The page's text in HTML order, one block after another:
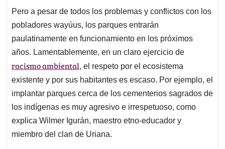
Pero a pesar de todos los problemas y conflictos con los
pobladores wayúus, los parques entrarán
paulatinamente en funcionamiento en los próximos
años. Lamentablemente, en un claro ejercicio de
racismo ambiental, el respeto por el ecosistema
existente y por sus habitantes es escaso. Por ejemplo, el
implantar parques cerca de los cementerios sagrados de
los indígenas es muy agresivo e irrespetuoso, como
explica Wilmer Igurán, maestro etno-educador y
miembro del clan de Uriana.